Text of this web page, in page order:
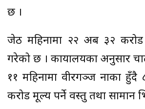
छ ।
जेठ महिनामा २२ अर्ब ३२
गरेको छ । कार्यालयका अनुसार
११ महिनामा वीरगञ्ज नाका हुँदै
करोड मूल्य पर्ने वस्तु तथा सामान